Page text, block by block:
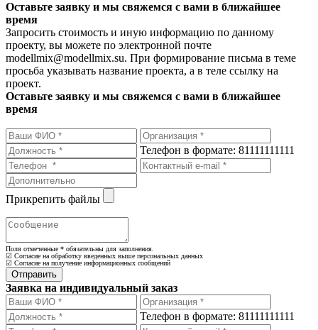
Оставьте заявку и мы свяжемся с вами в ближайшее
время
Запросить стоимость и иную информацию по данному
проекту, вы можете по электронной почте
modellmix@modellmix.su. При формирование письма в теме
просьба указывать название проекта, а в теле ссылку на
проект.
Оставьте заявку и мы свяжемся с вами в ближайшее
время
Телефон в формате: 81111111111
Прикрепить файлы
Поля отмеченные * обязательны для заполнения.
☑ Согласие на обработку введенных выше персональных данных
☑ Согласие на получение информационных сообщений
Заявка на индивидуальный заказ
Телефон в формате: 81111111111